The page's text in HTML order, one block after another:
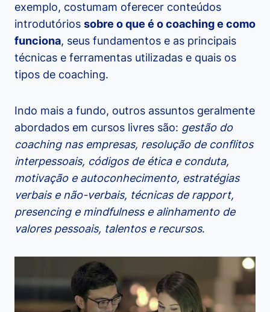
exemplo, costumam oferecer conteúdos
introdutórios sobre o que é o coaching e como
funciona, seus fundamentos e as principais
técnicas e ferramentas utilizadas e quais os
tipos de coaching.
Indo mais a fundo, outros assuntos geralmente
abordados em cursos livres são: gestão do
coaching nas empresas, resolução de conflitos
interpessoais, códigos de ética e conduta,
motivação e autoconhecimento, estratégias
verbais e não-verbais, técnicas de rapport,
presencing e mindfulness e alinhamento de
valores pessoais, talentos e recursos.